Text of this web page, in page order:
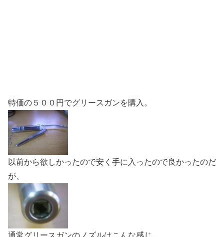
特価の５００円でグリースガンを購入。
以前から欲しかったので安く手に入ったので良かったのだ
が、